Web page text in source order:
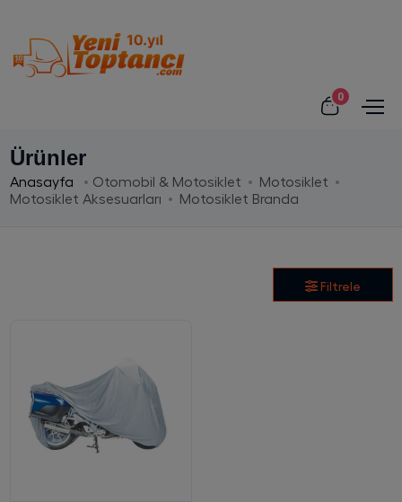
0
Ürünler
Anasayfa Otomobil & Motosiklet
Motosiklet
Motosiklet Aksesuarları
Motosiklet Branda
Filtrele